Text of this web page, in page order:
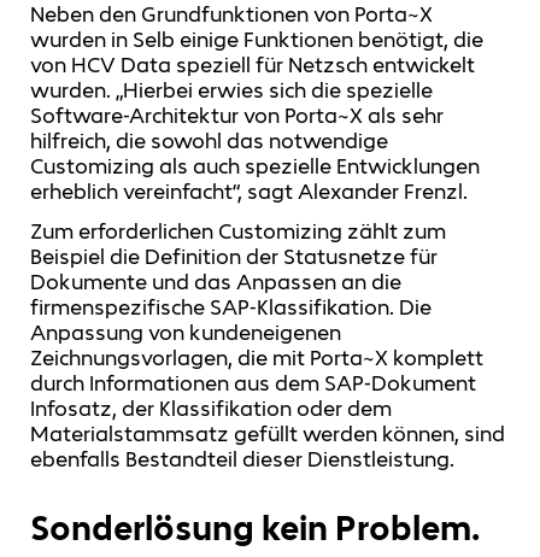
Neben den Grundfunktionen von Porta~X
wurden in Selb einige Funktionen benötigt, die
von HCV Data speziell für Netzsch entwickelt
wurden. „Hierbei erwies sich die spezielle
Software-Architektur von Porta~X als sehr
hilfreich, die sowohl das notwendige
Customizing als auch spezielle Entwicklungen
erheblich vereinfacht“, sagt Alexander Frenzl.
Zum erforderlichen Customizing zählt zum
Beispiel die Definition der Statusnetze für
Dokumente und das Anpassen an die
firmenspezifische SAP-Klassifikation. Die
Anpassung von kundeneigenen
Zeichnungsvorlagen, die mit Porta~X komplett
durch Informationen aus dem SAP-Dokument
Infosatz, der Klassifikation oder dem
Materialstammsatz gefüllt werden können, sind
ebenfalls Bestandteil dieser Dienstleistung.
Sonderlösung kein Problem.